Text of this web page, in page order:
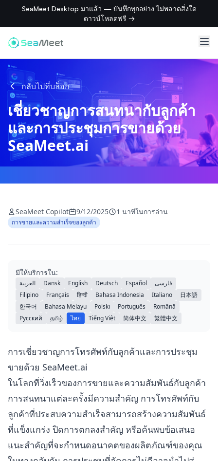
SeaMeet Desktop มาแล้ว — บันทึกทุกอย่าง ไม่พลาดสิ่งใด
ดาวน์โหลดฟรี →
กลับไปที่บล็อก
เชี่ยวชาญการสนทนากับลูกค้า
และการประชุมการขายด้วย
SeaMeet.ai
SeaMeet Copilot 9/12/2025 1 นาทีในการอ่าน
การขายและความสำเร็จของลูกค้า
มีให้บริการใน:
العربية Dansk English Deutsch Español
فارسی
Filipino
Français हिन्दी Bahasa Indonesia Italiano
日本語
한국어
Bahasa Melayu Polski Português
Română
Русский
தமிழ் ไทย Tiếng Việt 简体中文 繁體中文
การเชี่ยวชาญการโทรศัพท์กับลูกค้าและการประชุม
ขายด้วย SeaMeet.ai
ในโลกที่วิ่งเร็วของการขายและความสัมพันธ์กับลูกค้า
การสนทนาแต่ละครั้งมีความสำคัญ การโทรศัพท์กับ
ลูกค้าที่ประสบความสำเร็จสามารถสร้างความสัมพันธ์
ที่แข็งแกร่ง ปิดการตกลงสำคัญ หรือค้นพบข้อเสนอ
แนะสำคัญที่จะกำหนดอนาคตของผลิตภัณฑ์ของคุณ